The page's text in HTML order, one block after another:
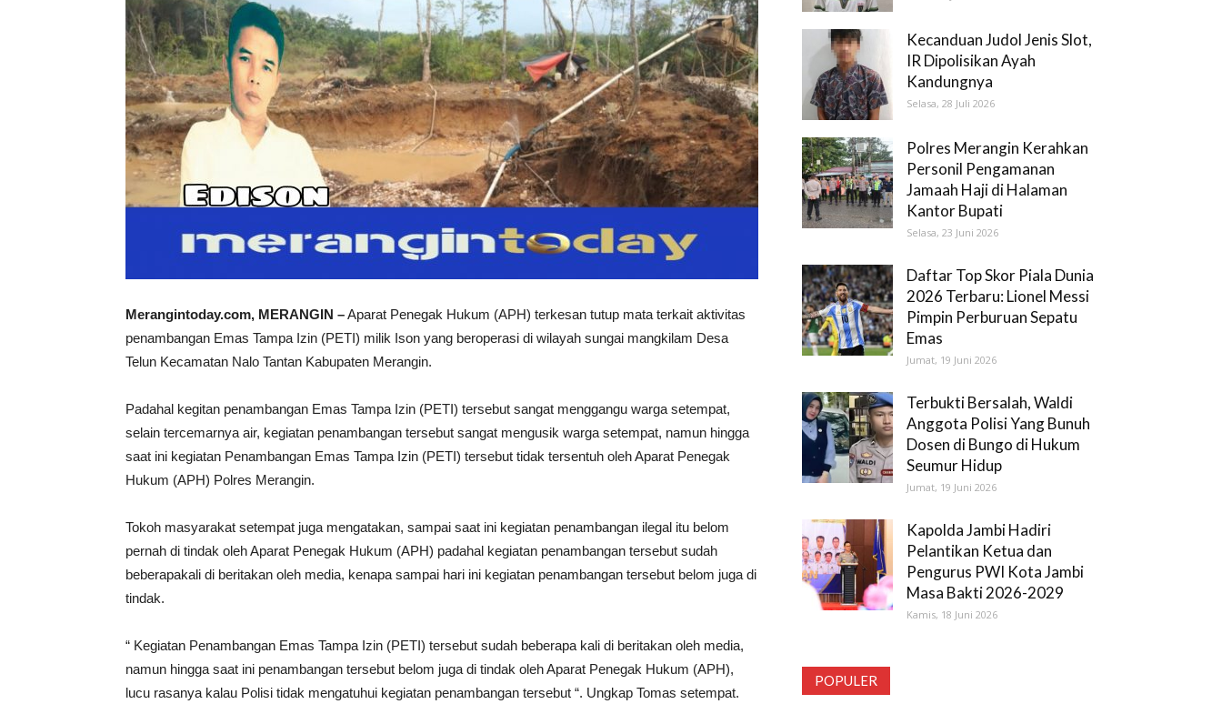
Merangintoday.com, MERANGIN –Aparat Penegak Hukum (APH) terkesan tutup mata terkait aktivitas
penambangan Emas Tampa Izin (PETI) milik Ison yang beroperasi di wilayah sungai mangkilam Desa
Telun Kecamatan Nalo Tantan Kabupaten Merangin.
Padahal kegitan penambangan Emas Tampa Izin (PETI) tersebut sangat menggangu warga setempat,
selain tercemarnya air, kegiatan penambangan tersebut sangat mengusik warga setempat, namun hingga
saat ini kegiatan Penambangan Emas Tampa Izin (PETI) tersebut tidak tersentuh oleh Aparat Penegak
Hukum (APH) Polres Merangin.
Tokoh masyarakat setempat juga mengatakan, sampai saat ini kegiatan penambangan ilegal itu belom
pernah di tindak oleh Aparat Penegak Hukum (APH) padahal kegiatan penambangan tersebut sudah
beberapakali di beritakan oleh media, kenapa sampai hari ini kegiatan penambangan tersebut belom juga di
tindak.
“ Kegiatan Penambangan Emas Tampa Izin (PETI) tersebut sudah beberapa kali di beritakan oleh media,
namun hingga saat ini penambangan tersebut belom juga di tindak oleh Aparat Penegak Hukum (APH),
lucu rasanya kalau Polisi tidak mengatuhui kegiatan penambangan tersebut “. Ungkap Tomas setempat.
Kecanduan Judol Jenis Slot,
IR Dipolisikan Ayah
Kandungnya
Selasa, 28 Juli 2026
Polres Merangin Kerahkan
Personil Pengamanan
Jamaah Haji di Halaman
Kantor Bupati
Selasa, 23 Juni 2026
Daftar Top Skor Piala Dunia
2026 Terbaru: Lionel Messi
Pimpin Perburuan Sepatu
Emas
Jumat, 19 Juni 2026
Terbukti Bersalah, Waldi
Anggota Polisi Yang Bunuh
Dosen di Bungo di Hukum
Seumur Hidup
Jumat, 19 Juni 2026
Kapolda Jambi Hadiri
Pelantikan Ketua dan
Pengurus PWI Kota Jambi
Masa Bakti 2026-2029
Kamis, 18 Juni 2026
POPULER